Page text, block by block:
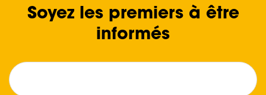
Soyez les premiers à être
informés